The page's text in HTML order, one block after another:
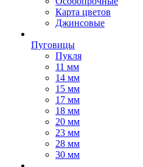
Карта цветов
Джинсовые
Пуговицы
Пукля
11 мм
14 мм
15 мм
17 мм
18 мм
20 мм
23 мм
28 мм
30 мм